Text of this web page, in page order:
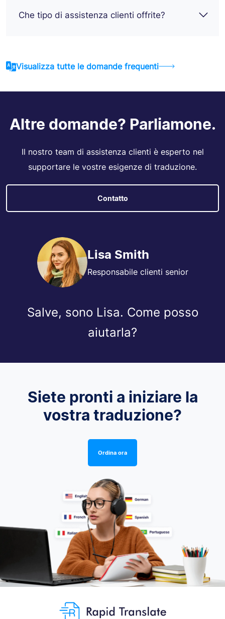
Che tipo di assistenza clienti offrite?
Visualizza tutte le domande frequenti
Altre domande? Parliamone.
Il nostro team di assistenza clienti è esperto nel
supportare le vostre esigenze di traduzione.
Contatto
Lisa Smith
Responsabile clienti senior
Salve, sono Lisa. Come posso
aiutarla?
Siete pronti a iniziare la
vostra traduzione?
Ordina ora